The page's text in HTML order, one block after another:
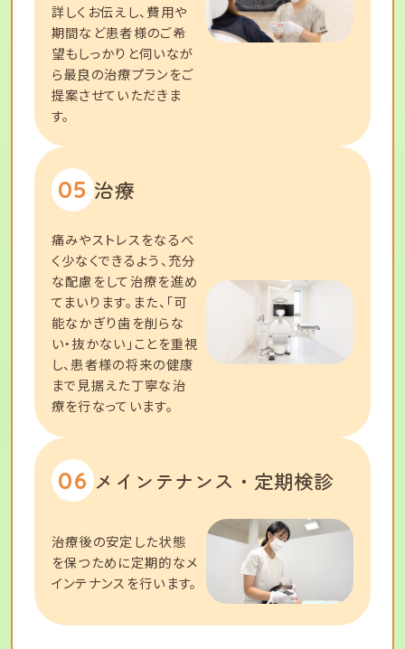
詳しくお伝えし、費用や
期間など患者様のご希
望もしっかりと伺いなが
ら最良の治療プランをご
提案させていただきま
す。
05 治療
痛みやストレスをなるべ
く少なくできるよう、充分
な配慮をして治療を進め
てまいります。また、「可
能なかぎり歯を削らな
い・抜かない」ことを重視
し、患者様の将来の健康
まで見据えた丁寧な治
療を行なっています。
06 メインテナンス・定期検診
治療後の安定した状態
を保つために定期的なメ
インテナンスを行います。